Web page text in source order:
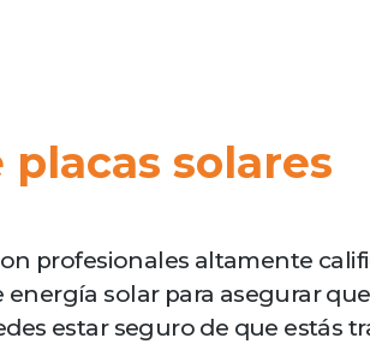
solares
profesionales altamente
solar para asegurar
estar seguro de que estás